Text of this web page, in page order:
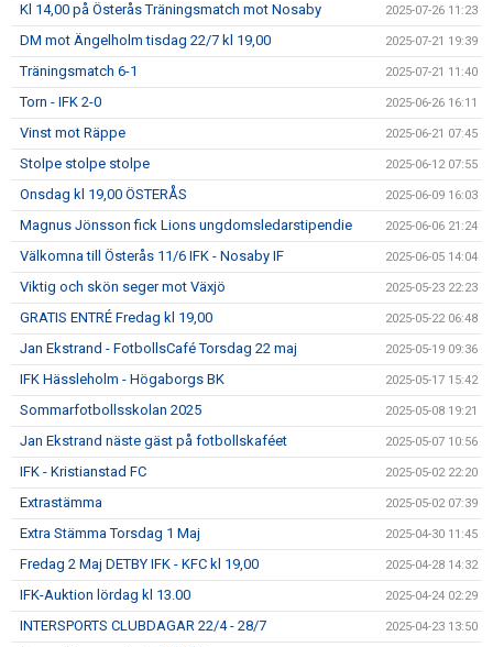
Kl 14,00 på Österås Träningsmatch mot Nosaby 2025-07-26 11:23
DM mot Ängelholm tisdag 22/7 kl 19,00 2025-07-21 19:39
Träningsmatch 6-1 2025-07-21 11:40
Torn - IFK 2-0 2025-06-26 16:11
Vinst mot Räppe 2025-06-21 07:45
Stolpe stolpe stolpe 2025-06-12 07:55
Onsdag kl 19,00 ÖSTERÅS 2025-06-09 16:03
Magnus Jönsson fick Lions ungdomsledarstipendie 2025-06-06 21:24
Välkomna till Österås 11/6 IFK - Nosaby IF 2025-06-05 14:04
Viktig och skön seger mot Växjö 2025-05-23 22:23
GRATIS ENTRÉ Fredag kl 19,00 2025-05-22 06:48
Jan Ekstrand - FotbollsCafé Torsdag 22 maj 2025-05-19 09:36
IFK Hässleholm - Högaborgs BK 2025-05-17 15:42
Sommarfotbollsskolan 2025 2025-05-08 19:21
Jan Ekstrand näste gäst på fotbollskaféet 2025-05-07 10:56
IFK - Kristianstad FC 2025-05-02 22:20
Extrastämma 2025-05-02 07:39
Extra Stämma Torsdag 1 Maj 2025-04-30 11:45
Fredag 2 Maj DETBY IFK - KFC kl 19,00 2025-04-28 14:32
IFK-Auktion lördag kl 13.00 2025-04-24 02:29
INTERSPORTS CLUBDAGAR 22/4 - 28/7 2025-04-23 13:50